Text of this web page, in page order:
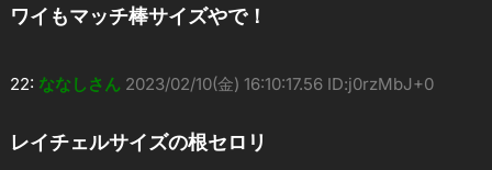
ワイもマッチ棒サイズやで！
22: ななしさん 2023/02/10(金) 16:10:17.56 ID:j0rzMbJ+0
レイチェルサイズの根セロリ